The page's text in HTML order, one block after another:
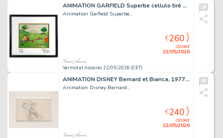
ANIMATION GARFIELD Superbe cellulo tiré du dessin animé...
Animation Garfield Superbe...
Vermot et Associés 22/05/2026 (CET)
closed
22/05/2026
€260
ANIMATION DISNEY Bernard et Bianca, 1977 Storyboard...
Animation Disney Bernard...
closed
22/05/2026
€240